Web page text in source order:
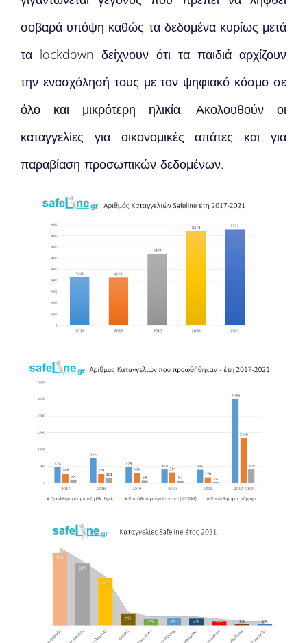
σοβαρά υπόψη καθώς τα δεδομένα κυρίως μετά
τα lockdown δείχνουν ότι τα παιδιά αρχίζουν
την ενασχόλησή τους με τον ψηφιακό κόσμο σε
όλο και μικρότερη ηλικία. Ακολουθούν οι
καταγγελίες για οικονομικές απάτες και για
παραβίαση προσωπικών δεδομένων.